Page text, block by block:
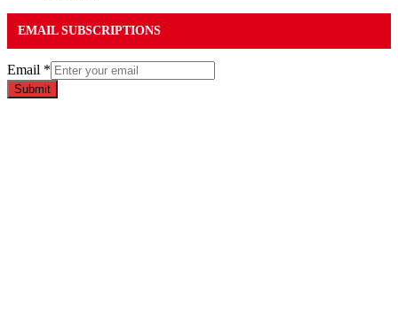
EMAIL SUBSCRIPTIONS
Email *
Submit